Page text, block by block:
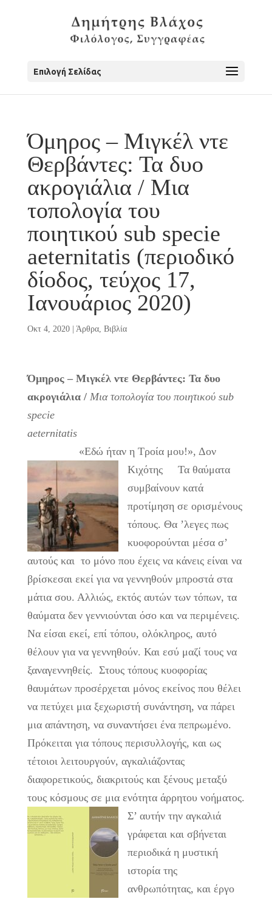
Επιλογή Σελίδας
Όμηρος – Μιγκέλ ντε
Θερβάντες: Τα δυο
ακρογιάλια / Μια
τοπολογία του
ποιητικού sub specie
aeternitatis (περιοδικό
δίοδος, τεύχος 17,
Ιανουάριος 2020)
Οκτ 4, 2020| Άρθρα, Βιβλία
Όμηρος – Μιγκέλ ντε Θερβάντες: Τα δυο
ακρογιάλια / Μια τοπολογία του ποιητικού sub
specie
aeternitatis
«Εδώ ήταν η Τροία μου!», Δον
Κιχότης Τα θαύματα
συμβαίνουν κατά
προτίμηση σε ορισμένους
τόπους. Θα ’λεγες πως
κυοφορούνται μέσα σ’
αυτούς και το μόνο που έχεις να κάνεις είναι να
βρίσκεσαι εκεί για να γεννηθούν μπροστά στα
μάτια σου. Αλλιώς, εκτός αυτών των τόπων, τα
θαύματα δεν γεννιούνται όσο και να περιμένεις.
Να είσαι εκεί, επί τόπου, ολόκληρος, αυτό
θέλουν για να γεννηθούν. Και εσύ μαζί τους να
ξαναγεννηθείς. Στους τόπους κυοφορίας
θαυμάτων προσέρχεται μόνος εκείνος που θέλει
να πετύχει μια ξεχωριστή συνάντηση, να πάρει
μια απάντηση, να συναντήσει ένα πεπρωμένο.
Πρόκειται για τόπους περισυλλογής, και ως
τέτοιοι λειτουργούν, αγκαλιάζοντας
διαφορετικούς, διακριτούς και ξένους μεταξύ
τους κόσμους σε μια ενότητα άρρητου νοήματος.
Σ’ αυτήν την αγκαλιά
γράφεται και σβήνεται
περιοδικά η μυστική
ιστορία της
ανθρωπότητας, και έργο